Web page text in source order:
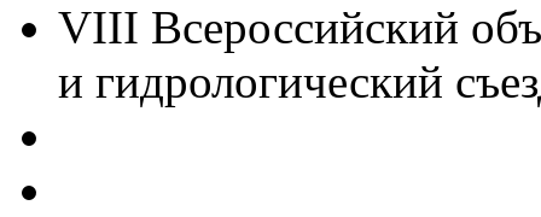
VIII Всероссийский
и гидрологический